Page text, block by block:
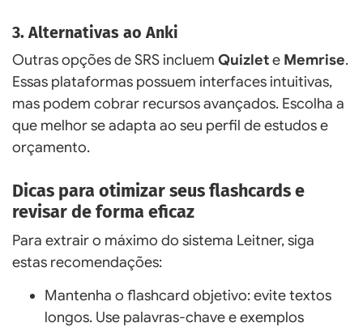
3. Alternativas ao Anki
Outras opções de SRS incluem Quizlete Memrise.
Essas plataformas possuem interfaces intuitivas,
mas podem cobrar recursos avançados. Escolha a
que melhor se adapta ao seu perfil de estudos e
orçamento.
Dicas para otimizar seus flashcards e
revisar de forma eficaz
Para extrair o máximo do sistema Leitner, siga
estas recomendações:
Mantenha o flashcard objetivo: evite textos
longos. Use palavras-chave e exemplos